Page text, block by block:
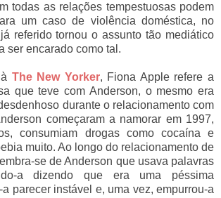
todas as relações tempestuosas podem
um caso de violência doméstica, no
referido tornou o assunto tão mediático
ser encarado como tal.
The New Yorker, Fiona Apple refere a
que teve com Anderson, o mesmo era
durante o relacionamento com
começaram a namorar em 1997,
consumiam drogas como cocaína e
muito. Ao longo do relacionamento de
se de Anderson que usava palavras
a dizendo que era uma péssima
parecer instável e, uma vez, empurrou-a